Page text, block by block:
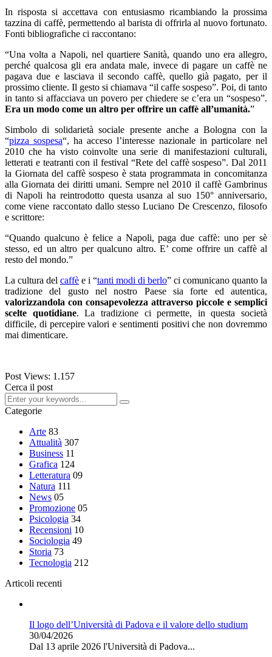
In risposta si accettava con entusiasmo ricambiando la prossima
tazzina di caffè, permettendo al barista di offrirla al nuovo fortunato.
Fonti bibliografiche ci raccontano:
“Una volta a Napoli, nel quartiere Sanità, quando uno era allegro,
perché qualcosa gli era andata male, invece di pagare un caffè ne
pagava due e lasciava il secondo caffè, quello già pagato, per il
prossimo cliente. Il gesto si chiamava “il caffe sospeso”. Poi, di tanto
in tanto si affacciava un povero per chiedere se c’era un “sospeso”.
Era un modo come un altro per offrire un caffè all’umanità.”
Simbolo di solidarietà sociale presente anche a Bologna con la
“pizza sospesa“, ha acceso l’interesse nazionale in particolare nel
2010 che ha visto coinvolte una serie di manifestazioni culturali,
letterati e teatranti con il festival “Rete del caffè sospeso”. Dal 2011
la Giornata del caffè sospeso è stata programmata in concomitanza
alla Giornata dei diritti umani. Sempre nel 2010 il caffè Gambrinus
di Napoli ha reintrodotto questa usanza al suo 150° anniversario,
come viene raccontato dallo stesso Luciano De Crescenzo, filosofo
e scrittore:
“Quando qualcuno è felice a Napoli, paga due caffè: uno per sè
stesso, ed un altro per qualcuno altro. E’ come offrire un caffè al
resto del mondo.”
La cultura del caffè e i “tanti modi di berlo” ci comunicano quanto la
tradizione del gusto nel nostro Paese sia forte ed autentica,
valorizzandola con consapevolezza attraverso piccole e semplici
scelte quotidiane. La tradizione ci permette, in questa società
difficile, di percepire valori e sentimenti positivi che non dovremmo
mai dimenticare.
Post Views: 1.157
Cerca il post
Categorie
Arte 83
Attualità 307
Business 11
Grafica 124
Letteratura 09
Natura 111
News 05
Promozione 05
Psicologia 34
Recensioni 10
Sociologia 49
Storia 73
Tecnologia 212
Articoli recenti
Il logo dell’Università di Padova e il valore dello studium
30/04/2026
Dal 13 aprile 2026 l'Università di Padova...